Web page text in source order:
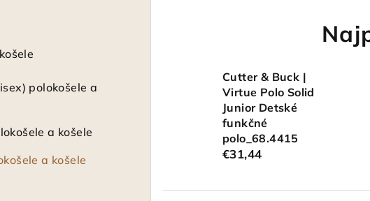
polokošele a
a košele
a košele
Cutter & Buck |
Virtue Polo Solid
Junior Detské
funkčné
polo_68.4415
€31,44